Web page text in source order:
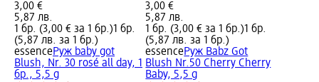
3,00 €
5,87 лв.
1 бр. (3,00 € за 1 бр.)1 бр.
(5,87 лв. за 1 бр.)
essenceРуж baby got
Blush, Nr. 30 rosé all day, 1
бр., 5,5 g
3,00 €
5,87 лв.
1 бр. (3,00 € за 1 бр.)1 бр.
(5,87 лв. за 1 бр.)
essenceРуж Babz Got
Blush Nr.50 Cherry Cherry
Baby, 5,5 g